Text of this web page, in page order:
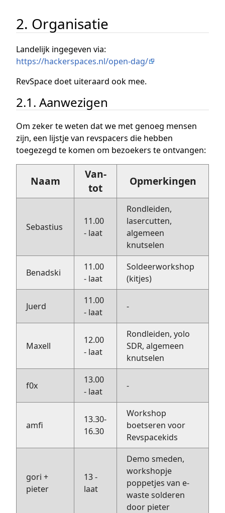
2. Organisatie
Landelijk ingegeven via:
https://hackerspaces.nl/open-dag/
RevSpace doet uiteraard ook mee.
2.1. Aanwezigen
Om zeker te weten dat we met genoeg mensen
zijn, een lijstje van revspacers die hebben
toegezegd te komen om bezoekers te ontvangen:
Naam
Van-
tot
Opmerkingen
Sebastius
11.00
- laat
Rondleiden,
lasercutten,
algemeen
knutselen
Benadski
11.00
- laat
Soldeerworkshop
(kitjes)
Juerd
11.00
- laat
-
Maxell
12.00
- laat
Rondleiden, yolo
SDR, algemeen
knutselen
f0x
13.00
- laat
-
amfi
13.30-
16.30
Workshop
boetseren voor
Revspacekids
gori +
pieter
13 -
laat
Demo smeden,
workshopje
poppetjes van e-
waste solderen
door pieter